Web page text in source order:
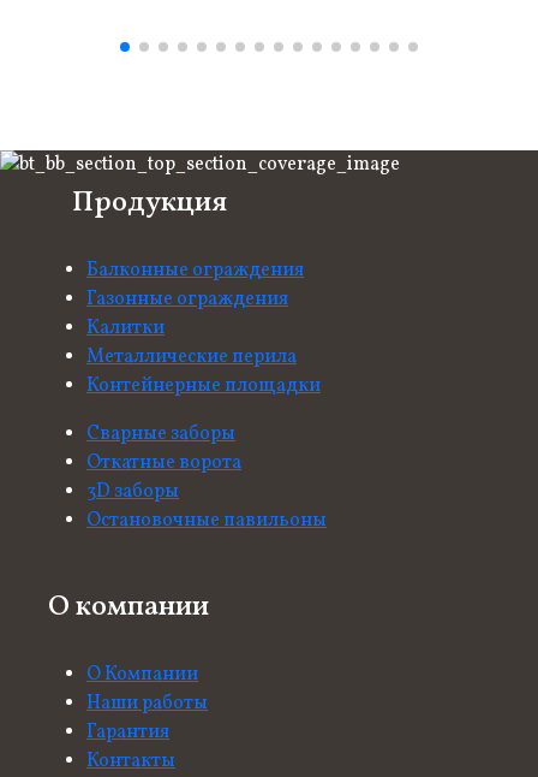
Продукция
Балконные ограждения
Газонные ограждения
Калитки
Металлические перила
Контейнерные площадки
Сварные заборы
Откатные ворота
3D заборы
Остановочные павильоны
О компании
О Компании
Наши работы
Гарантия
Контакты